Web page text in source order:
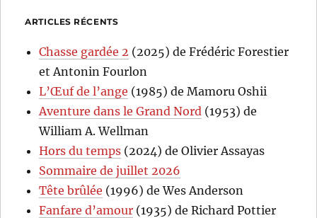
ARTICLES RÉCENTS
Chasse gardée 2 (2025) de Frédéric Forestier
et Antonin Fourlon
L’Œuf de l’ange (1985) de Mamoru Oshii
Aventure dans le Grand Nord (1953) de
William A. Wellman
Hors du temps (2024) de Olivier Assayas
Sommaire de juillet 2026
Tête brûlée (1996) de Wes Anderson
Fanfare d’amour (1935) de Richard Pottier